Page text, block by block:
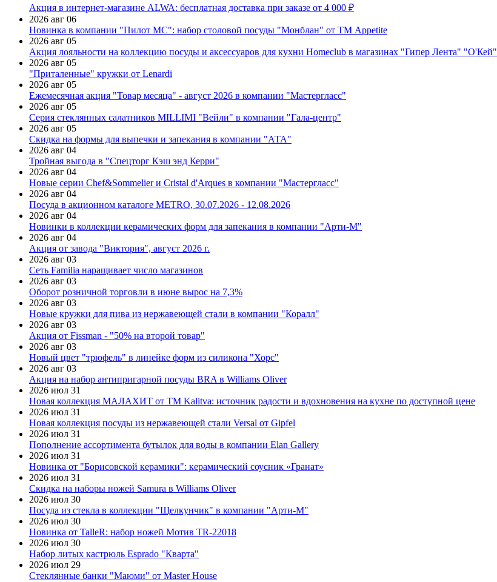
Акция в интернет-магазине ALWA: бесплатная доставка при заказе от 4 000 ₽
2026 авг 06
Новинка в компании "Пилот МС": набор столовой посуды "Монблан" от ТМ Appetite
2026 авг 05
Акция лояльности на коллекцию посуды и аксессуаров для кухни Homeclub в магазинах "Гипер Лента" "О'Кей"
2026 авг 05
"Приталенные" кружки от Lenardi
2026 авг 05
Ежемесячная акция "Товар месяца" - август 2026 в компании "Мастергласс"
2026 авг 05
Серия стеклянных салатников MILLIMI "Вейли" в компании "Гала-центр"
2026 авг 05
Скидка на формы для выпечки и запекания в компании "АТА"
2026 авг 04
Тройная выгода в "Спецторг Кэш энд Керри"
2026 авг 04
Новые серии Chef&Sommelier и Cristal d'Arques в компании "Мастергласс"
2026 авг 04
Посуда в акционном каталоге METRO, 30.07.2026 - 12.08.2026
2026 авг 04
Новинки в коллекции керамических форм для запекания в компании "Арти-М"
2026 авг 04
Акция от завода "Виктория", август 2026 г.
2026 авг 03
Сеть Familia наращивает число магазинов
2026 авг 03
Оборот розничной торговли в июне вырос на 7,3%
2026 авг 03
Новые кружки для пива из нержавеющей стали в компании "Коралл"
2026 авг 03
Акция от Fissman - "50% на второй товар"
2026 авг 03
Новый цвет "трюфель" в линейке форм из силикона "Хорс"
2026 авг 03
Акция на набор антипригарной посуды BRA в Williams Oliver
2026 июл 31
Новая коллекция МАЛАХИТ от ТМ Kalitva: источник радости и вдохновения на кухне по доступной цене
2026 июл 31
Новая коллекция посуды из нержавеющей стали Versal от Gipfel
2026 июл 31
Пополнение ассортимента бутылок для воды в компании Elan Gallery
2026 июл 31
Новинка от "Борисовской керамики": керамический соусник «Гранат»
2026 июл 31
Скидка на наборы ножей Samura в Williams Oliver
2026 июл 30
Посуда из стекла в коллекции "Щелкунчик" в компании "Арти-М"
2026 июл 30
Новинка от TalleR: набор ножей Мотив TR-22018
2026 июл 30
Набор литых кастрюль Esprado "Кварта"
2026 июл 29
Стеклянные банки "Маюми" от Master House